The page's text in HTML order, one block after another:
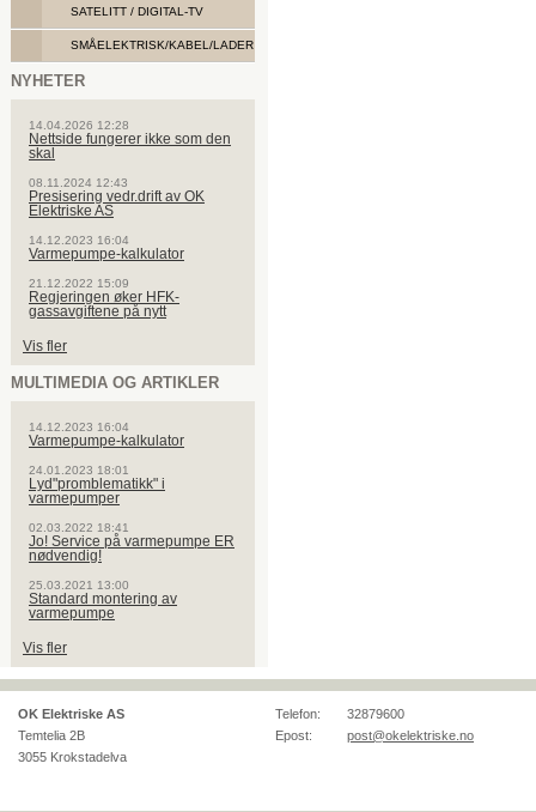
SATELITT / DIGITAL-TV
SMÅELEKTRISK/KABEL/LADER
NYHETER
14.04.2026 12:28
Nettside fungerer ikke som den
skal
08.11.2024 12:43
Presisering vedr.drift av OK
Elektriske AS
14.12.2023 16:04
Varmepumpe-kalkulator
21.12.2022 15:09
Regjeringen øker HFK-
gassavgiftene på nytt
Vis fler
MULTIMEDIA OG ARTIKLER
14.12.2023 16:04
Varmepumpe-kalkulator
24.01.2023 18:01
Lyd"promblematikk" i
varmepumper
02.03.2022 18:41
Jo! Service på varmepumpe ER
nødvendig!
25.03.2021 13:00
Standard montering av
varmepumpe
Vis fler
OK Elektriske AS
Temtelia 2B
3055 Krokstadelva
Telefon:
32879600
Epost:
post@okelektriske.no